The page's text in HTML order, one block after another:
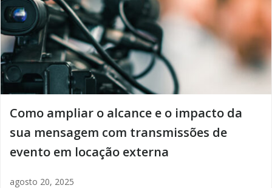
Como ampliar o alcance e o impacto da
sua mensagem com transmissões de
evento em locação externa
agosto 20, 2025